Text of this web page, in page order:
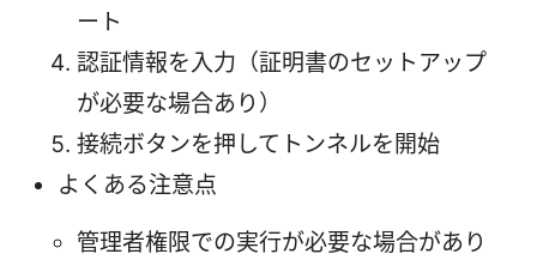
ート
認証情報を入力（証明書のセットアップ
が必要な場合あり）
接続ボタンを押してトンネルを開始
よくある注意点
管理者権限での実行が必要な場合があり